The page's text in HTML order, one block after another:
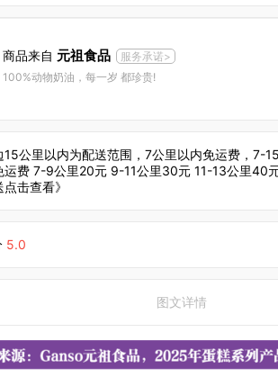
商品来自 元祖食品
服务承诺>
100%动物奶油，每一岁 都珍贵!
15公里以内为配送范围，7公里以内免运费，7-
运费 7-9公里20元 9-11公里30元 11-13公里40
击查看》
5.0
图文详情